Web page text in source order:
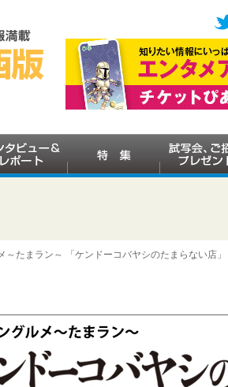
～たまラン～ 「ケンドーコバヤシのたまらない店」